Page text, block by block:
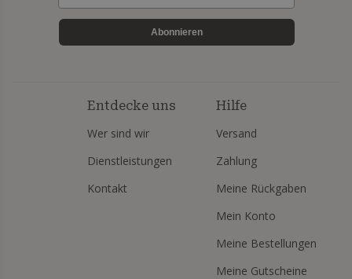
Abonnieren
Entdecke uns
Wer sind wir
Dienstleistungen
Kontakt
Hilfe
Versand
Zahlung
Meine Rückgaben
Mein Konto
Meine Bestellungen
Meine Gutscheine